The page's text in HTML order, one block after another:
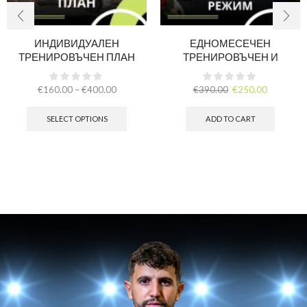
ИНДИВИДУАЛЕН
ТРЕНИРОВЪЧЕН ПЛАН
€160.00 – €400.00
SELECT OPTIONS
ЕДНОМЕСЕЧЕН
ТРЕНИРОВЪЧЕН И
ХРАНИТЕЛЕН РЕЖИМ
€390.00 €250.00
ADD TO CART